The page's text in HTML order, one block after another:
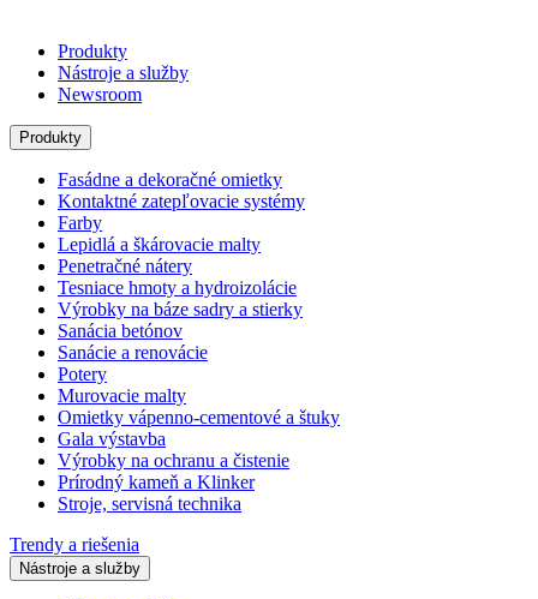
Produkty
Nástroje a služby
Newsroom
Produkty
Fasádne a dekoračné omietky
Kontaktné zatepľovacie systémy
Farby
Lepidlá a škárovacie malty
Penetračné nátery
Tesniace hmoty a hydroizolácie
Výrobky na báze sadry a stierky
Sanácia betónov
Sanácie a renovácie
Potery
Murovacie malty
Omietky vápenno-cementové a štuky
Gala výstavba
Výrobky na ochranu a čistenie
Prírodný kameň a Klinker
Stroje, servisná technika
Trendy a riešenia
Nástroje a služby